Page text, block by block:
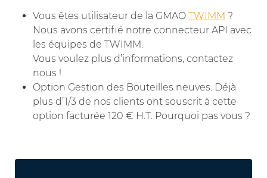
Vous êtes utilisateur de la GMAO TWIMM ?
Nous avons certifié notre connecteur API avec
les équipes de TWIMM.
Vous voulez plus d’informations, contactez
nous !
Option Gestion des Bouteilles neuves. Déjà
plus d’1/3 de nos clients ont souscrit à cette
option facturée 120 € H.T. Pourquoi pas vous ?